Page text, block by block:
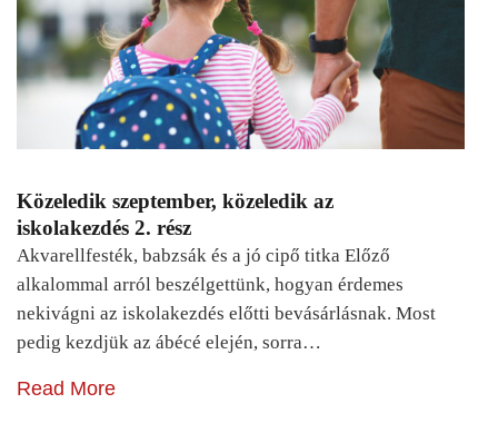
Közeledik szeptember, közeledik az
iskolakezdés 2. rész
Akvarellfesték, babzsák és a jó cipő titka Előző
alkalommal arról beszélgettünk, hogyan érdemes
nekivágni az iskolakezdés előtti bevásárlásnak. Most
pedig kezdjük az ábécé elején, sorra…
Read More